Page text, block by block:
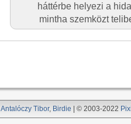
háttérbe helyezi a
mintha szemközt
Antalóczy Tibor, Birdie | © 2003-2022